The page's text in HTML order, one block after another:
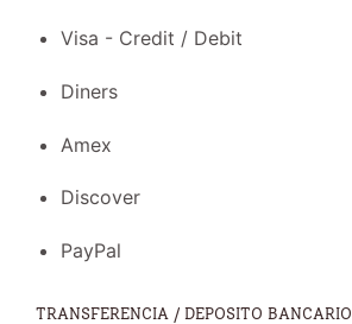
Visa - Credit / Debit
Diners
Amex
Discover
PayPal
TRANSFERENCIA / DEPOSITO BANCARIO